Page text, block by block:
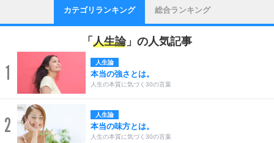
カテゴリランキング 総合ランキング
「 人生論」の人気記事
1 人生論
本当の強さとは。
人生の本質に気づく30の言葉
2 人生論
本当の味方とは。
人生の本質に気づく30の言葉